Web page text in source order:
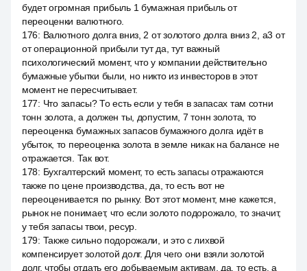
будет огромная прибыль 1 бумажная прибыль от
переоценки валютного.
176: Валютного долга вниз, 2 от золотого долга вниз 2, a3 от
от операционной прибыли тут да, тут важный
психологический момент, что у компании действительно
бумажные убытки были, но никто из инвесторов в этот
момент не пересчитывает.
177: Что запасы? То есть если у тебя в запасах там сотни
тонн золота, а должен ты, допустим, 7 тонн золота, то
переоценка бумажных запасов бумажного долга идёт в
убыток, то переоценка золота в земле никак на балансе не
отражается. Так вот.
178: Бухгалтерский момент, то есть запасы отражаются
также по цене производства, да, то есть вот не
переоценивается по рынку. Вот этот момент, мне кажется,
рынок не понимает, что если золото подорожало, то значит,
у тебя запасы твои, ресур.
179: Также сильно подорожали, и это с лихвой
компенсирует золотой долг. Для чего они взяли золотой
долг, чтобы отдать его добываемым активам, да, то есть, а